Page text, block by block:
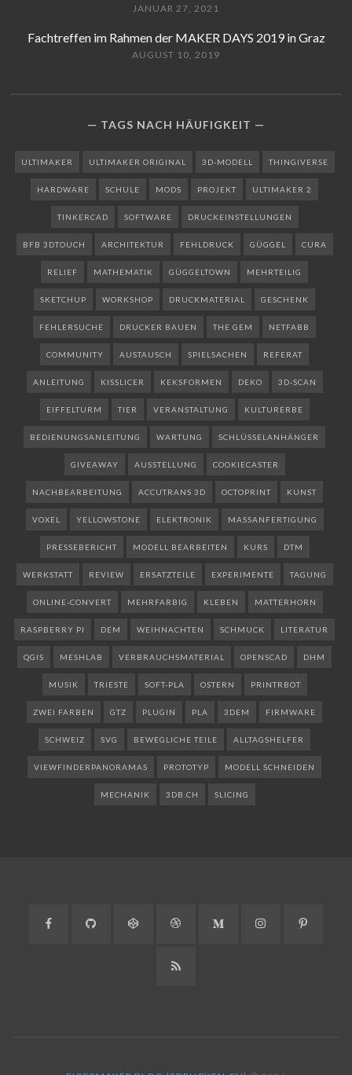
JANUAR 27, 2021
Fachtreffen im Rahmen der MAKER DAYS 2019 in Graz
AUGUST 10, 2019
TAGS NACH HÄUFIGKEIT
ULTIMAKER ULTIMAKER ORIGINAL 3D-MODELL THINGIVERSE
HARDWARE SCHULE MODS PROJEKT ULTIMAKER 2
TINKERCAD SOFTWARE DRUCKEINSTELLUNGEN
BFB 3DTOUCH ARCHITEKTUR FEHLDRUCK GÜGGEL CURA
RELIEF MATHEMATIK GÜGGELTOWN MEHRTEILIG
SKETCHUP WORKSHOP DRUCKMATERIAL GESCHENK
FEHLERSUCHE DRUCKER BAUEN THE GEM NETFABB
COMMUNITY AUSTAUSCH SPIELSACHEN REFERAT
ANLEITUNG KISSLICER KEKSFORMEN DEKO 3D-SCAN
EIFFELTURM TIER VERANSTALTUNG KULTURERBE
BEDIENUNGSANLEITUNG WARTUNG SCHLÜSSELANHÄNGER
GIVEAWAY AUSSTELLUNG COOKIECASTER
NACHBEARBEITUNG ACCUTRANS 3D OCTOPRINT KUNST
VOXEL YELLOWSTONE ELEKTRONIK MASSANFERTIGUNG
PRESSEBERICHT MODELL BEARBEITEN KURS DTM
WERKSTATT REVIEW ERSATZTEILE EXPERIMENTE TAGUNG
ONLINE-CONVERT MEHRFARBIG KLEBEN MATTERHORN
RASPBERRY PI DEM WEIHNACHTEN SCHMUCK LITERATUR
QGIS MESHLAB VERBRAUCHSMATERIAL OPENSCAD DHM
MUSIK TRIESTE SOFT-PLA OSTERN PRINTRBOT
ZWEI FARBEN GTZ PLUGIN PLA 3DEM FIRMWARE
SCHWEIZ SVG BEWEGLICHE TEILE ALLTAGSHELFER
VIEWFINDERPANORAMAS PROTOTYP MODELL SCHNEIDEN
MECHANIK 3DB.CH SLICING
Facebook GitHub CodePen DribbbleMedium Instagram
RSS